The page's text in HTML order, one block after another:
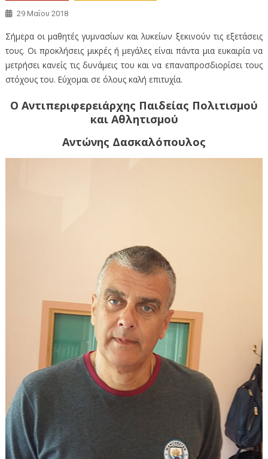
29 Μαΐου 2018
Σήμερα οι μαθητές γυμνασίων και λυκείων ξεκινούν τις εξετάσεις
τους. Οι προκλήσεις μικρές ή μεγάλες είναι πάντα μια ευκαιρία να
μετρήσει κανείς τις δυνάμεις του και να επαναπροσδιορίσει τους
στόχους του. Εύχομαι σε όλους καλή επιτυχία.
Ο Αντιπεριφερειάρχης Παιδείας Πολιτισμού
και Αθλητισμού
Αντώνης Δασκαλόπουλος